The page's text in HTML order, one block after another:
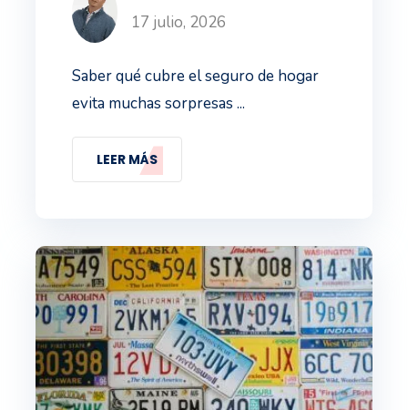
17 julio, 2026
Saber qué cubre el seguro de hogar
evita muchas sorpresas ...
LEER MÁS